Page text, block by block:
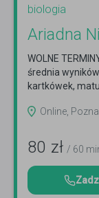
biologia
Ariadna
WOLNE
średnia
kartkówek,
Online,
80 zł / 60